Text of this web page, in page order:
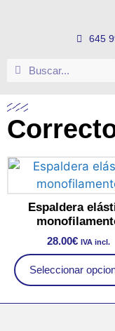
645
Espaldera
28.00€ IVA incl.
Seleccionar